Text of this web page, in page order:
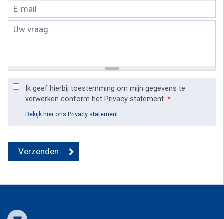
Ik geef hierbij toestemming om mijn gegevens te
verwerken conform het Privacy statement. *
Bekijk hier ons Privacy statement